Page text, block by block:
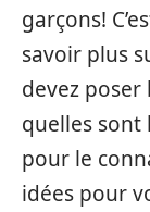
garçons!
savoir plus
devez
quelles sont
pour le
idées pour